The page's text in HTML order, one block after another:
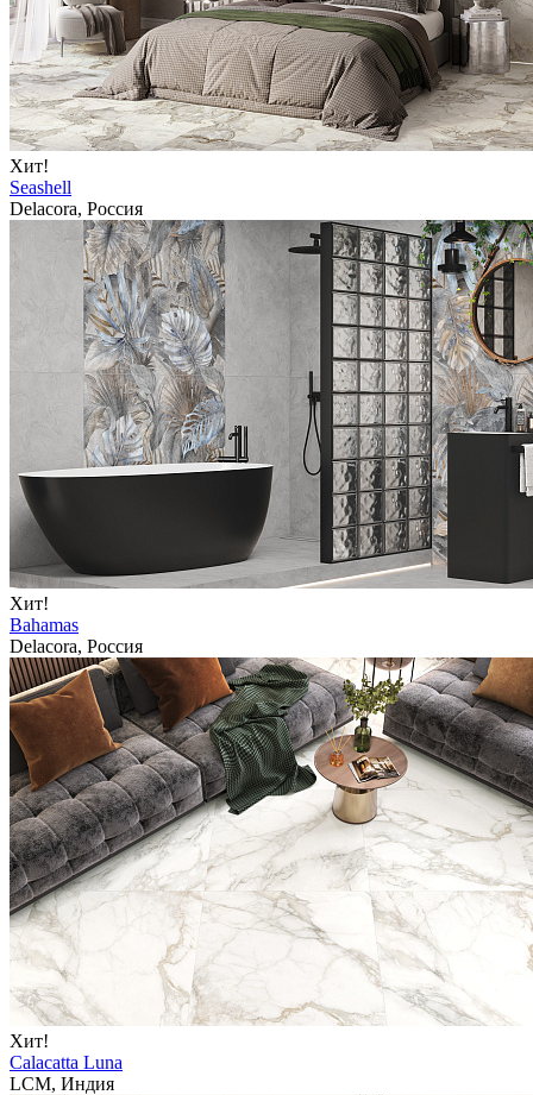
Хит!
Seashell
Delacora, Россия
Хит!
Bahamas
Delacora, Россия
Хит!
Calacatta Luna
LCM, Индия